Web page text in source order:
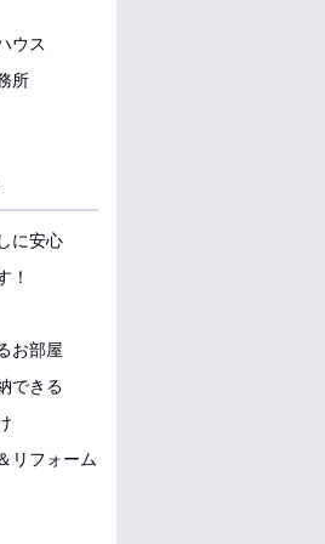
ウス
所
に安心
！
お部屋
できる
リフォーム